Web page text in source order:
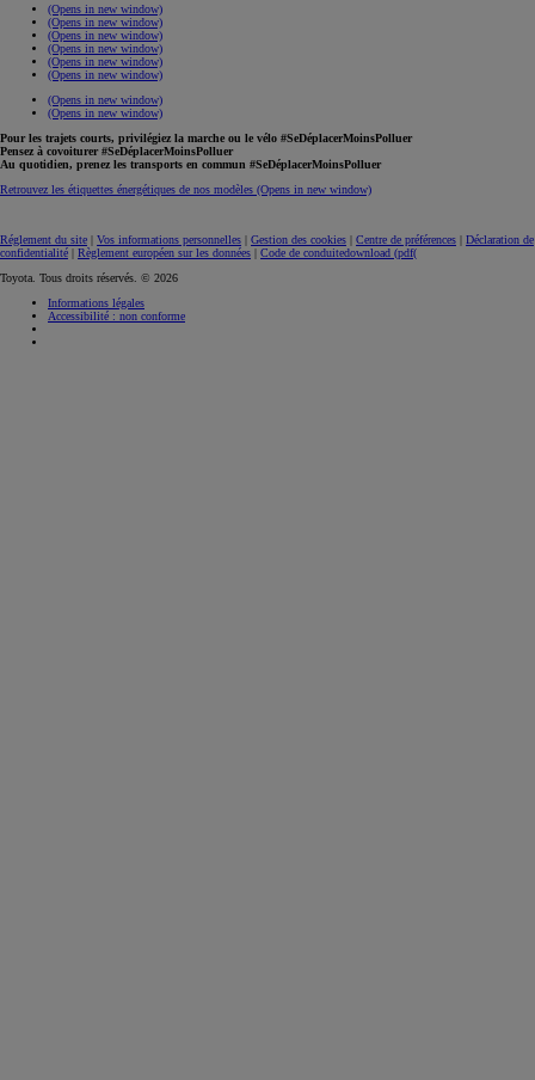
(Opens in new window)
(Opens in new window)
(Opens in new window)
(Opens in new window)
(Opens in new window)
(Opens in new window)
(Opens in new window)
(Opens in new window)
Pour les trajets courts, privilégiez la marche ou le vélo #SeDéplacerMoinsPolluer
Pensez à covoiturer #SeDéplacerMoinsPolluer
Au quotidien, prenez les transports en commun #SeDéplacerMoinsPolluer
Retrouvez les étiquettes énergétiques de nos modèles (Opens in new window)
Réglement du site | Vos informations personnelles | Gestion des cookies | Centre de préférences | Déclaration de
confidentialité | Règlement européen sur les données | Code de conduitedownload (pdf(
Toyota. Tous droits réservés. © 2026
Informations légales
Accessibilité : non conforme